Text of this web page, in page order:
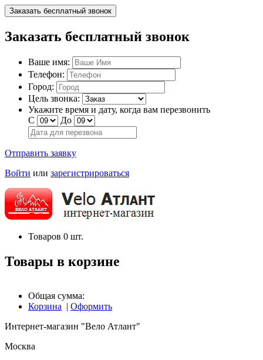
Заказать бесплатный звонок
Заказать бесплатный звонок
Ваше имя:
Телефон:
Город:
Цель звонка:
Укажите время и дату, когда вам перезвонить
С
До
Отправить заявку
Войти или зарегистрироваться
Товаров 0 шт.
Товары в корзине
Общая сумма:
Корзина | Оформить
Интернет-магазин "Вело Атлант"
Москва